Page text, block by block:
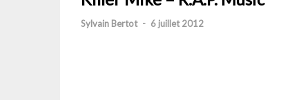
Sylvain Bertot - 6 juillet 2012